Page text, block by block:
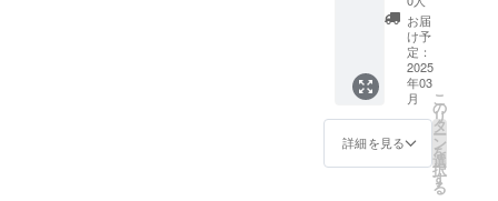
ファレ
ンス
参加券
詳細】
・日
時：
2024年
10月26
グロー
バル自
動メー
カー系
列企業
の生成
AIリス
キリン
グマ
ネー
お届
け予
定：
2025
年03
月
詳細を見る
こ
の
リ
タ
ー
ン
を
選
択
す
る